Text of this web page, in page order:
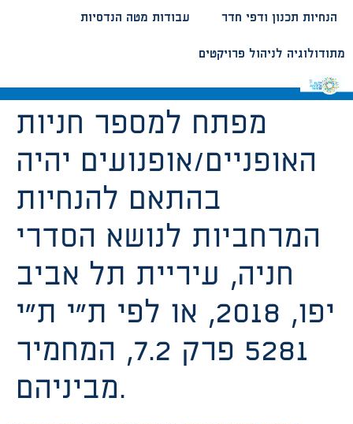
עבודות מטה הנדסיות הנחיות תכנון ודפי חדר
מתודולוגיה לניהול פרויקטים
מפתח למספר חניות
האופניים/אופנועים יהיה
בהתאם להנחיות
המרחביות לנושא הסדרי
חניה, עיריית תל אביב
יפו, 2018, או לפי ת”י ת”י
5281 פרק 7.2, המחמיר
מביניהם.